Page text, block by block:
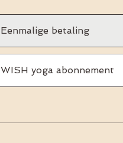
Eenmalige betaling
WISH yoga abonnement